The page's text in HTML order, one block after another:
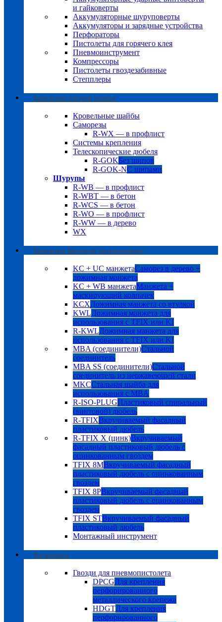
и гайковерты
Аккумуляторные шуруповерты
Аккумуляторы и зарядные устройства
Перфораторы
Пистолеты для горячего клея
Пневмоинструмент
Компрессоры
Пистолеты гвоздезабивные
Степплеры
Крепление плоской кровли
Кровельные шайбы
Саморезы
R-WX — в профлист
Системы крепления
Телескопические дюбеля
R-GOKБез шипов
R-GOK-NС шипами
Шурупы
R-WB — в профлист
R-WBT — в бетон
R-WCS — в бетон
R-WO — в профлист
R-WW — в дерево
WX
Крепление фасадной теплоизоляции
KC + UC манжетаСаморез в дерево +
дожимная манжета
KC + WB манжетаМанжета +
маскирующий колпачек
KCXДожимная манжета со втулкой
KWLДожимная манжета для
использования с TFIX или KI
R-KWLДожимная манжета для
использования с TFIX или KI
MBA (соединители)Стальной
соединитель
MBA SS (соединители)Стальной
соединитель из нержавеющей стали
MKCСтальная шайба для
использования с MBA
R-ISO-PLUGПластиковый спиральный
(винтовой) дюбель
R-TFIXВкручиваемый фасадный
пластиковый дюбель
R-TFIX X (цинк)Вкручиваемый
фасадный пластиковый дюбель с
оцинкованным гвоздем
TFIX 8MВкручиваемый фасадный
пластиковый дюбель с оцинкованным
гвоздем
TFIX 8PВкручиваемый фасадный
пластиковый дюбель с оцинкованным
гвоздем
TFIX STВкручиваемый фасадный
пластиковый дюбель
Монтажный инструмент
Расходники
Гвозди для пневмопистолета
DPCGДля крепления
перфорированного
металлического крепежа
HDGTДля крепления
перфорированного